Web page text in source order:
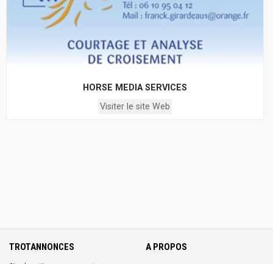
HORSE MEDIA SERVICES
Visiter le site Web
TROTANNONCES A PROPOS